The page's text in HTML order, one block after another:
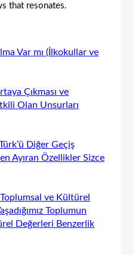
that resonates.
Var mı (İlkokullar ve
Çıkması ve
Olan Unsurları
Diğer Geçiş
Ayıran Özellikler Sizce
ve Kültürel
Toplumun
Değerleri Benzerlik